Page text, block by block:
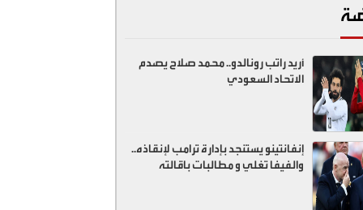
أريد راتب رونالدو.. محمد صلاح يصدم
الاتحاد السعودي
إنفانتينو يستنجد بإدارة ترامب لإنقاذه..
والفيفا تغلي و مطالبات باقالته